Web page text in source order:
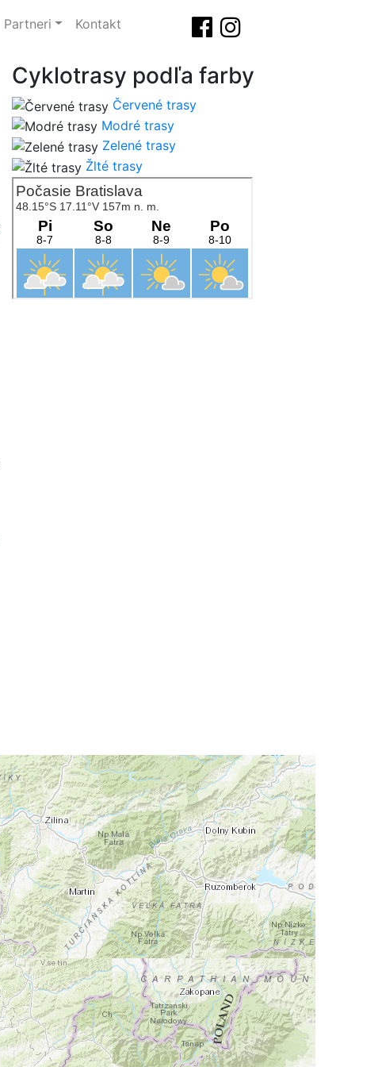
Partneri Kontakt
Cyklotrasy podľa farby
Červené trasy
Modré trasy
Zelené trasy
Žlté trasy